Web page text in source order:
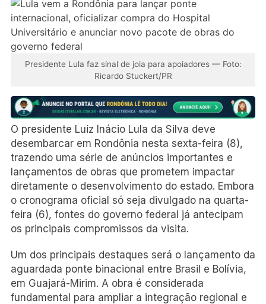
Presidente Lula faz sinal de joia para apoiadores — Foto:
Ricardo Stuckert/PR
O presidente Luiz Inácio Lula da Silva deve
desembarcar em Rondônia nesta sexta-feira (8),
trazendo uma série de anúncios importantes e
lançamentos de obras que prometem impactar
diretamente o desenvolvimento do estado. Embora
o cronograma oficial só seja divulgado na quarta-
feira (6), fontes do governo federal já antecipam
os principais compromissos da visita.
Um dos principais destaques será o lançamento da
aguardada ponte binacional entre Brasil e Bolívia,
em Guajará-Mirim. A obra é considerada
fundamental para ampliar a integração regional e